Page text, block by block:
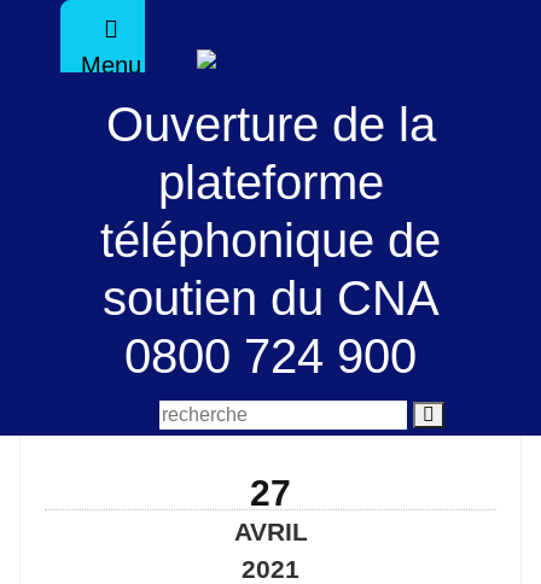
Menu
Ouverture de la
plateforme
téléphonique de
soutien du CNA
0800 724 900
27
AVRIL
2021